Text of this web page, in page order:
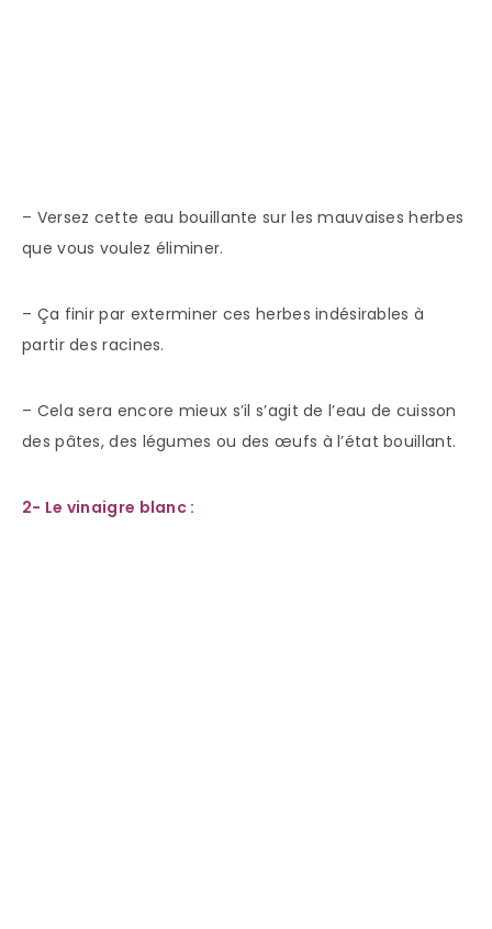
– Versez cette eau bouillante sur les mauvaises herbes
que vous voulez éliminer.
– Ça finir par exterminer ces herbes indésirables à
partir des racines.
– Cela sera encore mieux s’il s’agit de l’eau de cuisson
des pâtes, des légumes ou des œufs à l’état bouillant.
2- Le vinaigre blanc :